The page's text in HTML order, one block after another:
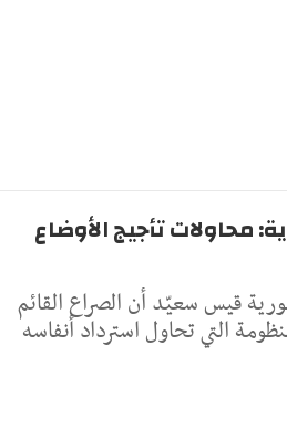
محاولات تأجيج الأوضاع
قيس سعيّد أن الصراع القائم
التي تحاول استرداد أنفاسه